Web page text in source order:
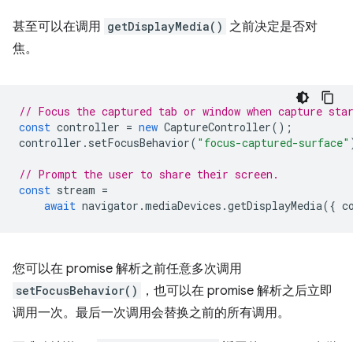
甚至可以在调用 getDisplayMedia() 之前决定是否对
焦。
// Focus the captured tab or window when capture
const controller = new CaptureController();
controller . setFocusBehavior( "focus-captured-surface"
// Prompt the user to share their screen.
const stream =
await navigator .mediaDevices .getDisplayMedia({
您可以在 promise 解析之前任意多次调用
setFocusBehavior()
，也可以在 promise 解析之后立即
调用一次。最后一次调用会替换之前的所有调用。